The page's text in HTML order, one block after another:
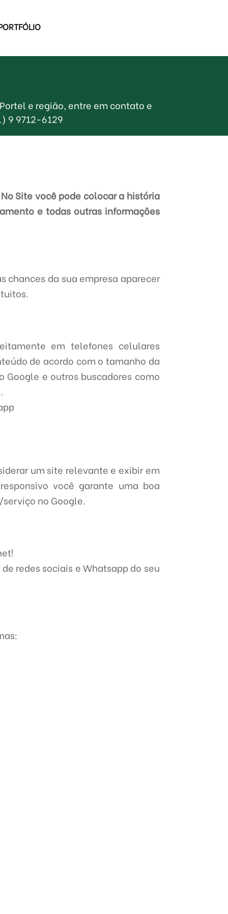
e região, entre em contato e
9 9712-6129
Site você pode colocar a história
e todas outras informações
da sua empresa aparecer
em telefones celulares
de acordo com o tamanho da
e outros buscadores como
um site relevante e exibir em
você garante uma boa
no Google.
redes sociais e Whatsapp do seu